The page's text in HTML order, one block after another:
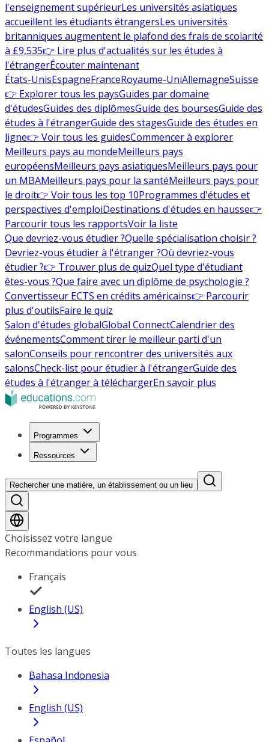
l'enseignement supérieurLes universités asiatiques
accueillent les étudiants étrangersLes universités
britanniques augmentent le plafond des frais de scolarité
à £9,535👉 Lire plus d'actualités sur les études à
l'étrangerÉcouter maintenant
États-UnisEspagneFranceRoyaume-UniAllemagneSuisse
👉 Explorer tous les paysGuides par domaine
d'étudesGuides des diplômesGuide des boursesGuide des
études à l'étrangerGuide des stagesGuide des études en
ligne👉 Voir tous les guidesCommencer à explorer
Meilleurs pays au mondeMeilleurs pays
européensMeilleurs pays asiatiquesMeilleurs pays pour
un MBAMeilleurs pays pour la santéMeilleurs pays pour
le droit👉 Voir tous les top 10Programmes d'études et
perspectives d'emploiDestinations d'études en hausse👉
Parcourir tous les rapportsVoir la liste
Que devriez-vous étudier ?Quelle spécialisation choisir ?
Devriez-vous étudier à l'étranger ?Où devriez-vous
étudier ?👉 Trouver plus de quizQuel type d'étudiant
êtes-vous ?Que faire avec un diplôme de psychologie ?
Convertisseur ECTS en crédits américains👉 Parcourir
plus d'outilsFaire le quiz
Salon d'études globalGlobal ConnectCalendrier des
événementsComment tirer le meilleur parti d'un
salonConseils pour rencontrer des universités aux
salonsCheck-list pour étudier à l'étrangerGuide des
études à l'étranger à téléchargerEn savoir plus
Programmes
Ressources
Rechercher une matière, un établissement ou un lieu
Choisissez votre langue
Recommandations pour vous
Français
English (US)
Toutes les langues
Bahasa Indonesia
English (US)